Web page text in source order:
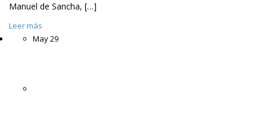
Manuel de Sancha, […]
Leer más
May29